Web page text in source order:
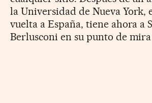
la Universidad de Nueva York,
vuelta a España, tiene ahora a
Berlusconi en su punto de mira